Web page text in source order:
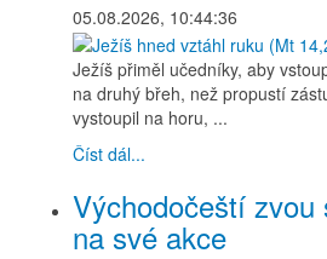
05.08.2026, 10:44:36
Ježíš přiměl učedníky, aby
na druhý břeh, než propustí
vystoupil na horu, ...
Číst dál...
Východočeští zvou
na své akce